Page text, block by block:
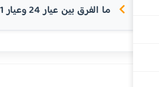
ما الفرق بين عيار 24 وعيار 21؟